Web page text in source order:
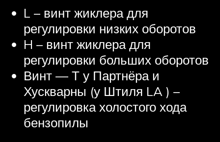
L – винт жиклера для
регулировки низких оборотов
H – винт жиклера для
регулировки больших оборотов
Винт — Т у Партнёра и
Хускварны (у Штиля LA ) –
регулировка холостого хода
бензопилы